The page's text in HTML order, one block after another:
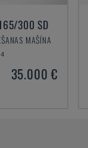
300 SD
MAŠĪNA
35.000 €